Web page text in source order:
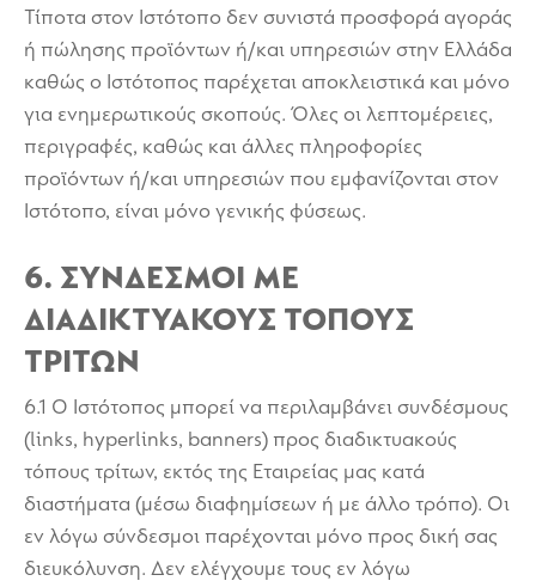
Τίποτα στον Ιστότοπο δεν συνιστά προσφορά αγοράς
ή πώλησης προϊόντων ή/και υπηρεσιών στην Ελλάδα
καθώς ο Ιστότοπος παρέχεται αποκλειστικά και μόνο
για ενημερωτικούς σκοπούς. Όλες οι λεπτομέρειες,
περιγραφές, καθώς και άλλες πληροφορίες
προϊόντων ή/και υπηρεσιών που εμφανίζονται στον
Ιστότοπο, είναι μόνο γενικής φύσεως.
6. ΣΥΝΔΕΣΜΟΙ ΜΕ
ΔΙΑΔΙΚΤΥΑΚΟΥΣ ΤΟΠΟΥΣ
ΤΡΙΤΩΝ
6.1 Ο Ιστότοπος μπορεί να περιλαμβάνει συνδέσμους
(links, hyperlinks, banners) προς διαδικτυακούς
τόπους τρίτων, εκτός της Εταιρείας μας κατά
διαστήματα (μέσω διαφημίσεων ή με άλλο τρόπο). Οι
εν λόγω σύνδεσμοι παρέχονται μόνο προς δική σας
διευκόλυνση. Δεν ελέγχουμε τους εν λόγω